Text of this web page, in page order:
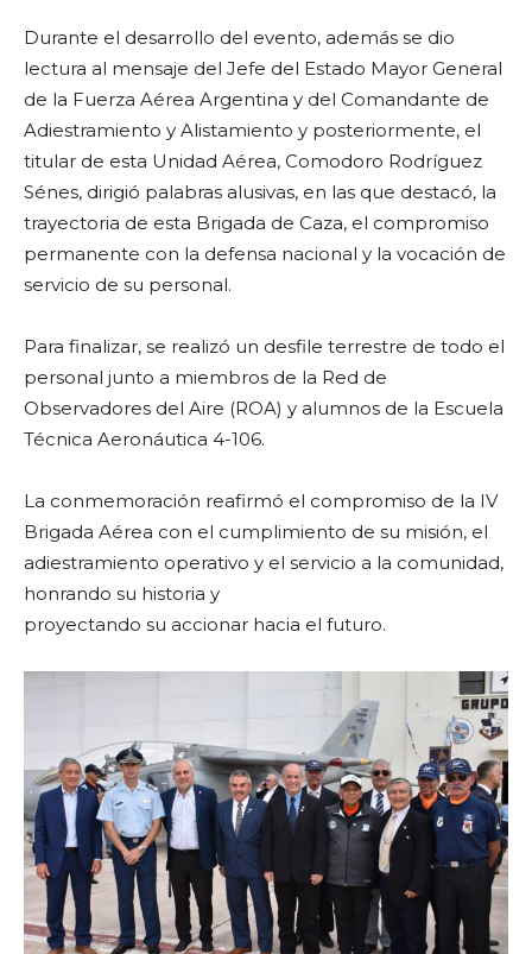
Durante el desarrollo del evento, además se dio
lectura al mensaje del Jefe del Estado Mayor General
de la Fuerza Aérea Argentina y del Comandante de
Adiestramiento y Alistamiento y posteriormente, el
titular de esta Unidad Aérea, Comodoro Rodríguez
Sénes, dirigió palabras alusivas, en las que destacó, la
trayectoria de esta Brigada de Caza, el compromiso
permanente con la defensa nacional y la vocación de
servicio de su personal.
Para finalizar, se realizó un desfile terrestre de todo el
personal junto a miembros de la Red de
Observadores del Aire (ROA) y alumnos de la Escuela
Técnica Aeronáutica 4-106.
La conmemoración reafirmó el compromiso de la IV
Brigada Aérea con el cumplimiento de su misión, el
adiestramiento operativo y el servicio a la comunidad,
honrando su historia y
proyectando su accionar hacia el futuro.